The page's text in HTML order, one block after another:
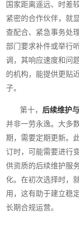
国家距离遥远、时差
紧密的合作伙伴，就
查配合、紧急事务处
部门要求补件或举行
调，其响应速度和问
的机构，能提供更贴
子。
第十， 后续维护
并非一劳永逸。大多
期，需要定期更新。
订时，可能需要进行
供资质的后续维护服
化。在初次选择时，
用，这有助于建立稳
长期合规运营。